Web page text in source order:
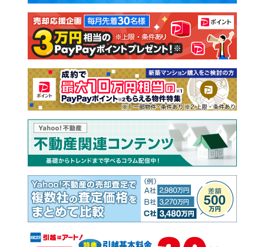
注文住宅 土地
売却査定